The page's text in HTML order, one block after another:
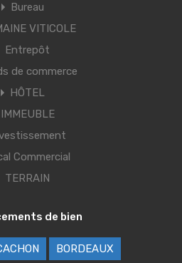
Bureau
VITICOLE
Entrepôt
de commerce
HÔTEL
IMMEUBLE
Commercial
TERRAIN
de bien
BORDEAUX